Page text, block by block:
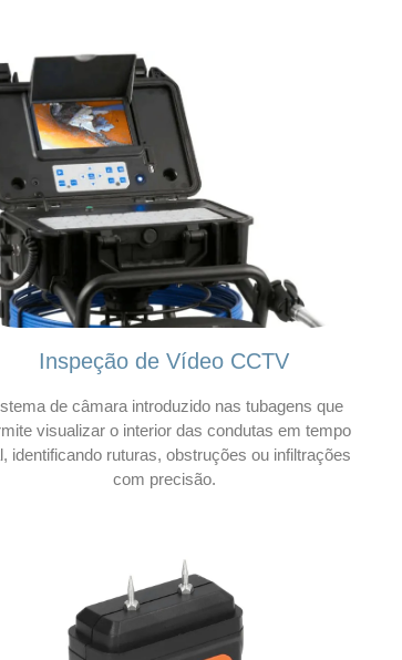
Inspeção de Vídeo CCTV
de câmara introduzido nas tubagens que
visualizar o interior das condutas em tempo
identificando ruturas, obstruções ou infiltrações
com precisão.